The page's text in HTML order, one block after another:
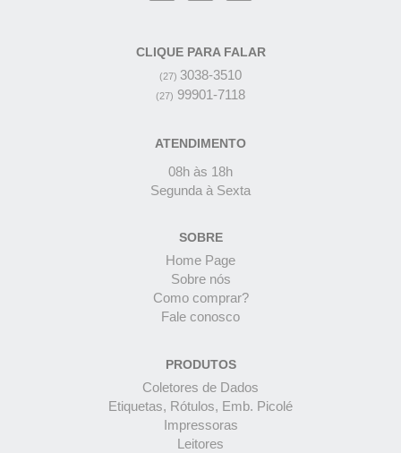
CLIQUE PARA FALAR
(27) 3038-3510
(27) 99901-7118
ATENDIMENTO
08h às 18h
Segunda à Sexta
SOBRE
Home Page
Sobre nós
Como comprar?
Fale conosco
PRODUTOS
Coletores de Dados
Etiquetas, Rótulos, Emb. Picolé
Impressoras
Leitores